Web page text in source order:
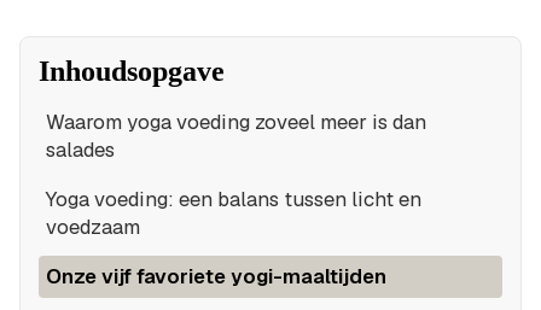
Inhoudsopgave
Waarom yoga voeding zoveel meer is dan
salades
Yoga voeding: een balans tussen licht en
voedzaam
Onze vijf favoriete yogi-maaltijden